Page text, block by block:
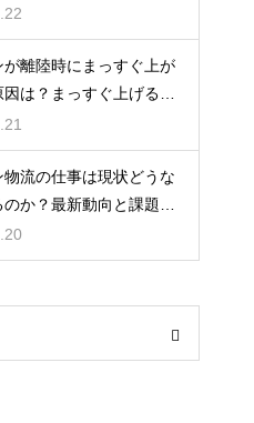
が離陸時にまっすぐ上が
因は？まっすぐ上げるた
解説
物流の仕事は現状どうな
か？最新動向と課題を